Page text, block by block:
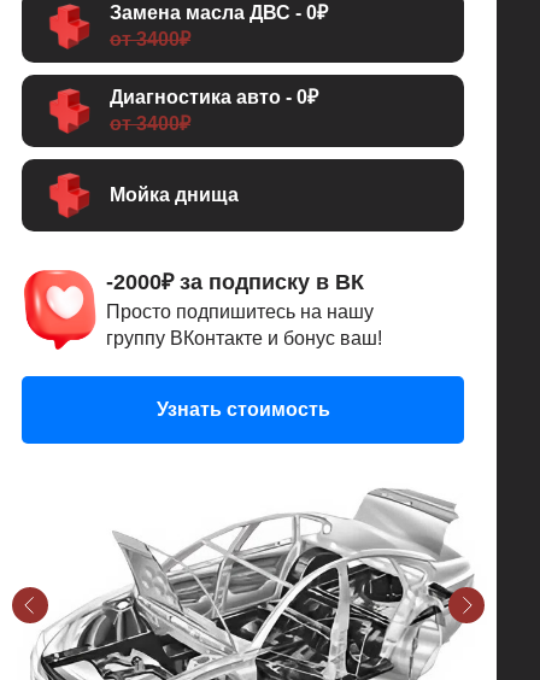
-2000₽ за подписку в ВК
Просто подпишитесь на нашу
группу ВКонтакте и бонус ваш!
Узнать стоимость
Мойка днища
Диагностика авто - 0₽
от 3400₽
Замена масла ДВС - 0₽
от 3400₽